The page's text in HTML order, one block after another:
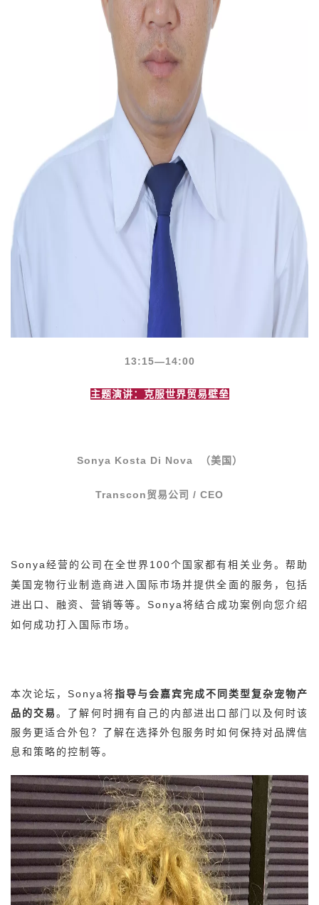
13:15—14:00
主题演讲：克服世界贸易壁垒
Sonya Kosta Di Nova （美国）
Transcon贸易公司 / CEO
Sonya经营的公司在全世界100个国家都有相关业务。帮助
美国宠物行业制造商进入国际市场并提供全面的服务，包括
进出口、融资、营销等等。Sonya将结合成功案例向您介绍
如何成功打入国际市场。
本次论坛，Sonya将指导与会嘉宾完成不同类型复杂宠物产
品的交易。了解何时拥有自己的内部进出口部门以及何时该
服务更适合外包？了解在选择外包服务时如何保持对品牌信
息和策略的控制等。